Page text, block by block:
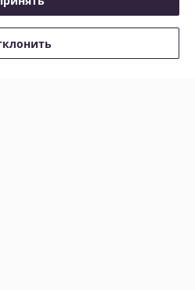
оказался в наличии по
корзину